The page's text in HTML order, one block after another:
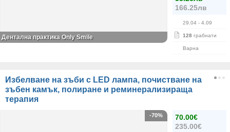
166.25лв
29.04 - 4.09
128 грабнати
Варна
Дентална практика Only Smile
Избелване на зъби с LED лампа, почистване на
зъбен камък, полиране и реминерализираща
терапия
70.00€
235.00€
-70%